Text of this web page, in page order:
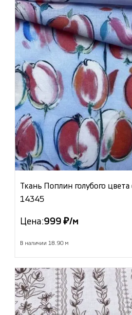
Ткань Поплин голубого
14345
Цена:999 ₽/м
В наличии 18.90 м